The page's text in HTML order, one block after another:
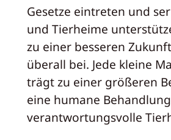
Gesetze eintreten und
und Tierheime
zu einer besseren
überall bei. Jede kleine
trägt zu einer größeren
eine humane
verantwortungsvolle